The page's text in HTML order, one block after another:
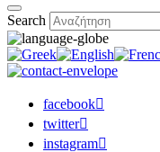
Search
facebook
twitter
instagram